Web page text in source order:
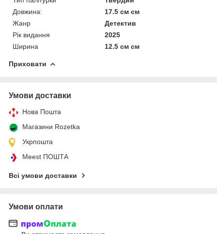
Довжина:
17.5 см см
Жанр
Детектив
Рік видання
2025
Ширина
12.5 см см
Приховати
Умови доставки
Нова Пошта
Магазини Rozetka
Укрпошта
Meest ПОШТА
Всі умови доставки
Умови оплати